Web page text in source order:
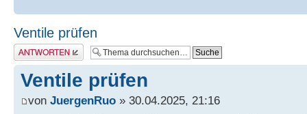
Ventile prüfen
Antwort schreiben
Ventile prüfen
von JuergenRuo » 30.04.2025, 21:16